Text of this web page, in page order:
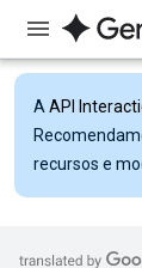
A API
recursos e